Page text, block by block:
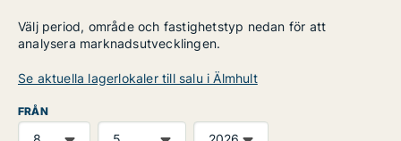
Välj period, område och fastighetstyp nedan för att
analysera marknadsutvecklingen.
Se aktuella lagerlokaler till salu i Älmhult
FRÅN